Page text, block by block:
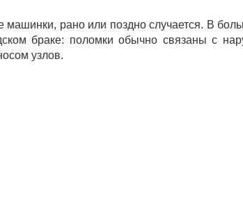
машинки, рано или поздно случается. В
браке: поломки обычно связаны с
узлов.